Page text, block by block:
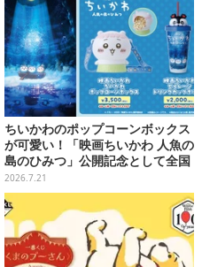
ちいかわのポップコーンボックス
が可愛い！「映画ちいかわ 人魚の
島のひみつ」公開記念として全国
劇場で販売決定、セイレーンドリ
ンクカップホルダーも
2026.7.21